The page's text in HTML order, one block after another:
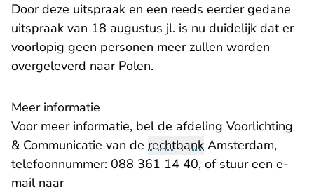
Door deze uitspraak en een reeds eerder gedane
uitspraak van 18 augustus jl- U verlaat
. is nu duidelijk dat er
voorlopig geen personen meer zullen worden
overgeleverd naar Polen.
Meer informatie
Voor meer informatie, bel de afdeling Voorlichting
& Communicatie van de rechtbank Amsterdam,
telefoonnummer: 088 361 14 40, of stuur een e-
mail naar